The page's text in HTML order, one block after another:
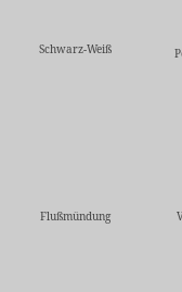
Schwarz-Weiß
Flußmündung